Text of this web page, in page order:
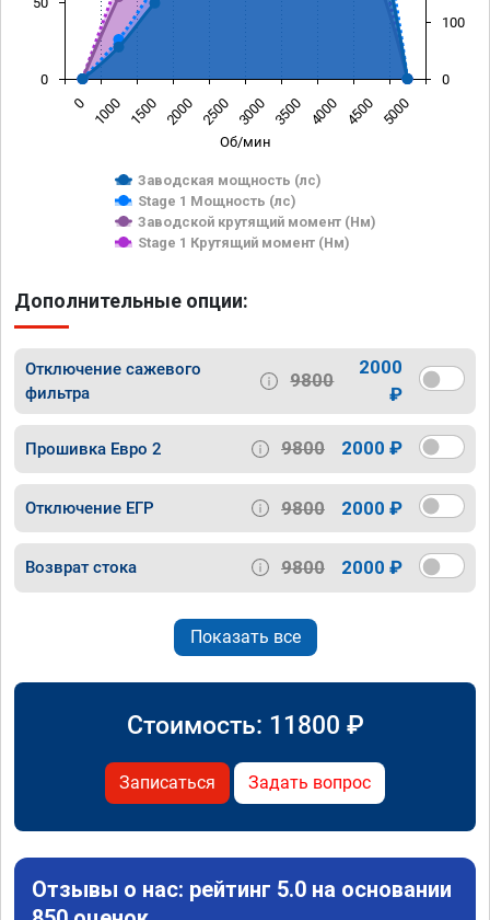
Об/мин
Заводская мощность (лс)
Stage 1 Мощность (лс)
Заводской крутящий момент (Нм)
Stage 1 Крутящий момент (Нм)
0 1000 1500 2000 2500 3000 3500 4000 4500 5000
0 0
100
Дополнительные опции:
Отключение сажевого
фильтра
9800
2000
₽
Прошивка Евро 2 9800 2000 ₽
Отключение ЕГР 9800 2000 ₽
Возврат стока 9800 2000 ₽
Показать все
Стоимость: 11800 ₽
Записаться Задать вопрос
Отзывы о нас: рейтинг 5.0 на основании